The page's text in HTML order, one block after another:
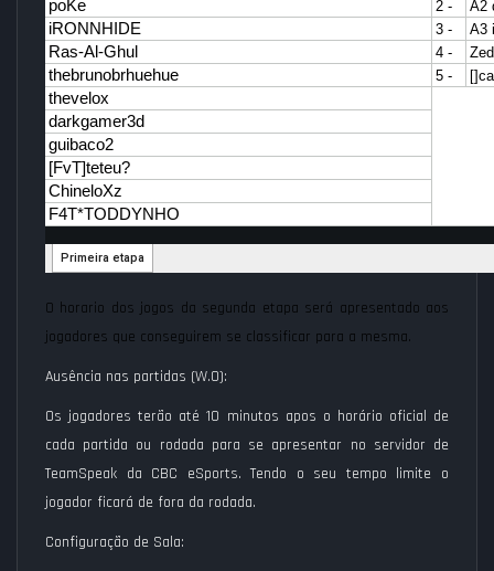
O horario dos jogos da segunda etapa será apresentado aos
jogadores que conseguirem se classificar para a mesma.
Ausência nas partidas (W.O):
Os jogadores terão até 10 minutos apos o horário oficial de
cada partida ou rodada para se apresentar no servidor de
TeamSpeak da CBC eSports. Tendo o seu tempo limite o
jogador ficará de fora da rodada.
Configuração de Sala: